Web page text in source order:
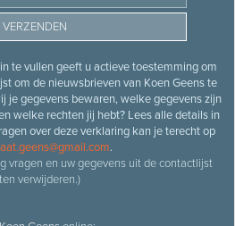
te vullen geeft u actieve toestemming om
om de nieuwsbrieven van Koen Geens te
je gegevens bewaren, welke gegevens zijn
welke rechten jij hebt? Lees alle details in
over deze verklaring kan je terecht op
.
vragen en uw gegevens uit de contactlijst
verwijderen.)